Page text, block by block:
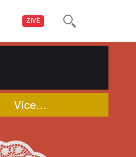
ŽIVĚ
Více…